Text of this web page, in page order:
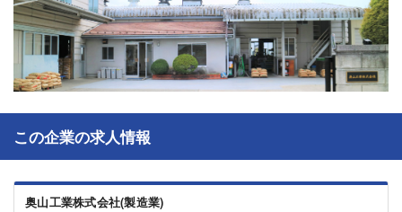
この企業の求人情報
奥山工業株式会社(製造業)